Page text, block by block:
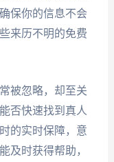
保你的信息不会
来历不明的免费
被忽略，却至关
否快速找到真人
的实时保障，意
及时获得帮助，